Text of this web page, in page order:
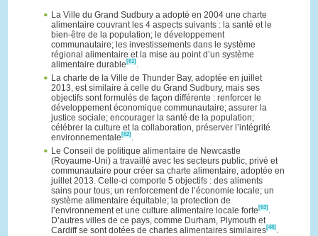
La Ville du Grand Sudbury a adopté en 2004 une charte
alimentaire couvrant les 4 aspects suivants : la santé et le
bien-être de la population; le développement
communautaire; les investissements dans le système
régional alimentaire et la mise au point d’un système
alimentaire durable [61] .
La charte de la Ville de Thunder Bay, adoptée en juillet
2013, est similaire à celle du Grand Sudbury, mais ses
objectifs sont formulés de façon différente : renforcer le
développement économique communautaire; assurer la
justice sociale; encourager la santé de la population;
célébrer la culture et la collaboration, préserver l’intégrité
environnementale [62] .
Le Conseil de politique alimentaire de Newcastle
(Royaume-Uni) a travaillé avec les secteurs public, privé et
communautaire pour créer sa charte alimentaire, adoptée en
juillet 2013. Celle-ci comporte 5 objectifs : des aliments
sains pour tous; un renforcement de l’économie locale; un
système alimentaire équitable; la protection de
l’environnement et une culture alimentaire locale forte [63] .
D’autres villes de ce pays, comme Durham, Plymouth et
Cardiff se sont dotées de chartes alimentaires similaires[48] .